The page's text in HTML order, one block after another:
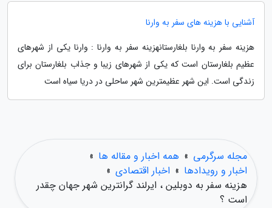
آشنایی با هزینه های سفر به وارنا
هزینه سفر به وارنا بلغارستانهزینه سفر به وارنا : وارنا یکی از شهرهای
عظیم بلغارستان است که یکی از شهرهای زیبا و جذاب بلغارستان برای
زندگی است. این شهر عظیمترین شهر ساحلی در دریا سیاه است
مجله سرگرمی » همه اخبار و مقاله ها »
اخبار و رویدادها » اخبار اقتصادی »
هزینه سفر به دوبلین ، ایرلند گرانترین شهر جهان چقدر
است ؟